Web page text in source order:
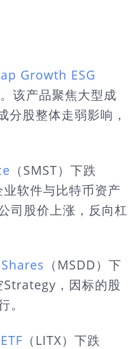
Growth ESG
该产品聚焦大型成
分股整体走弱影响，
（SMST）下跌
软件与比特币资产
司股价上涨，反向杠
（MSDD）下
，因标的股
。
（LITX）下跌